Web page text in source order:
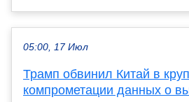
05:00, 17 Июл
Трамп обвинил Китай в
компрометации данных о